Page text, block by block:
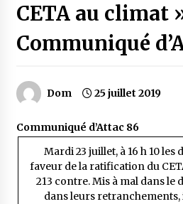
CETA au climat
Communiqué
Dom 25 juillet 2019
Communiqué d’Attac 86
Mardi 23 juillet, à 16 h 10 les
faveur de la ratification du
213 contre. Mis à mal dans le
dans leurs